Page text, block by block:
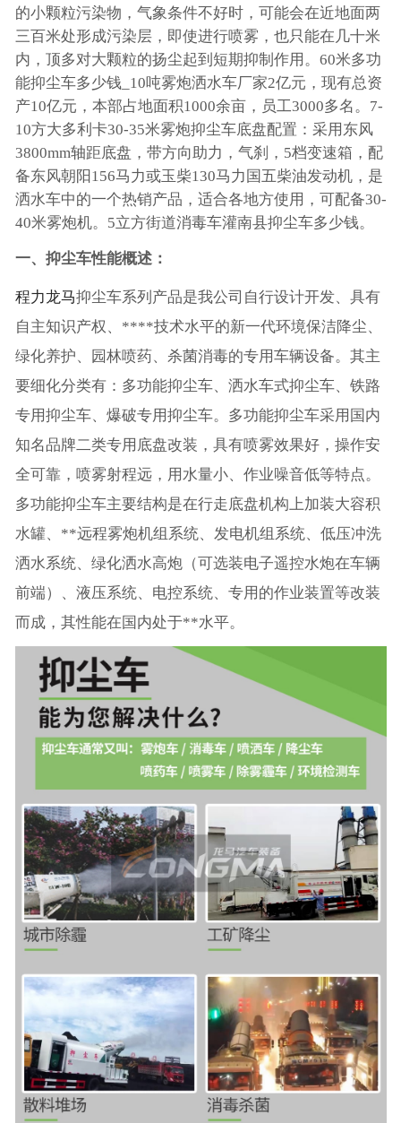
的小颗粒污染物，气象条件不好时，可能会在近地面两
三百米处形成污染层，即使进行喷雾，也只能在几十米
内，顶多对大颗粒的扬尘起到短期抑制作用。60米多功
能抑尘车多少钱_10吨雾炮洒水车厂家2亿元，现有总资
产10亿元，本部占地面积1000余亩，员工3000多名。7-
10方大多利卡30-35米雾炮抑尘车底盘配置：采用东风
3800mm轴距底盘，带方向助力，气刹，5档变速箱，配
备东风朝阳156马力或玉柴130马力国五柴油发动机，是
洒水车中的一个热销产品，适合各地方使用，可配备30-
40米雾炮机。5立方街道消毒车灌南县抑尘车多少钱。
一、抑尘车性能概述：
程力龙马抑尘车系列产品是我公司自行设计开发、具有
自主知识产权、****技术水平的新一代环境保洁降尘、
绿化养护、园林喷药、杀菌消毒的专用车辆设备。其主
要细化分类有：多功能抑尘车、洒水车式抑尘车、铁路
专用抑尘车、爆破专用抑尘车。多功能抑尘车采用国内
知名品牌二类专用底盘改装，具有喷雾效果好，操作安
全可靠，喷雾射程远，用水量小、作业噪音低等特点。
多功能抑尘车主要结构是在行走底盘机构上加装大容积
水罐、**远程雾炮机组系统、发电机组系统、低压冲洗
洒水系统、绿化洒水高炮（可选装电子遥控水炮在车辆
前端）、液压系统、电控系统、专用的作业装置等改装
而成，其性能在国内处于**水平。